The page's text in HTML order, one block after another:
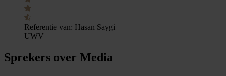
Referentie van: Hasan Saygi
UWV
Sprekers over Media